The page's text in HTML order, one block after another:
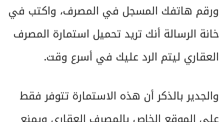
ورقم هاتفك المسجل في المصرف، واكتب في
خانة الرسالة أنك تريد تحميل استمارة المصرف
العقاري ليتم الرد عليك في أسرع وقت.
والجدير بالذكر أن هذه الاستمارة تتوفر فقط